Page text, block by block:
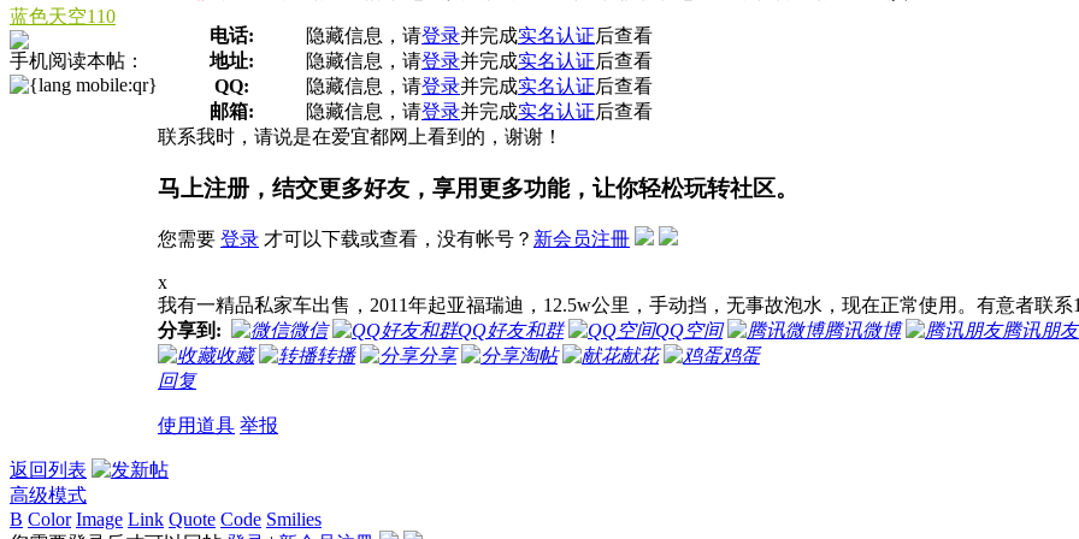
蓝色天空110
手机阅读本帖：
电话: 隐藏信息，请登录并完成实名认证后查看
地址:
隐藏信息，请登录并完成实名认证后查看
QQ:
隐藏信息，请登录并完成实名认证后查看
邮箱:
隐藏信息，请登录并完成实名认证后查看
联系我时，请说是在爱宜都网上看到的，谢谢！
马上注册，结交更多好友，享用更多功能，让你轻松玩转社区。
您需要 登录 才可以下载或查看，没有帐号？ 新会员注冊
x
我有一精品私家车出售，2011年起亚福瑞迪，12.5w公里，手动挡，无事故泡水，现在正常使用。有意者联系
分享到:
微信 QQ好友和群 QQ空间 腾讯微博
腾讯朋友
收藏
转播 分享 淘帖 献花
鸡蛋
回复
使用道具 举报
返回列表
高级模式
B Color Image Link Quote Code Smilies